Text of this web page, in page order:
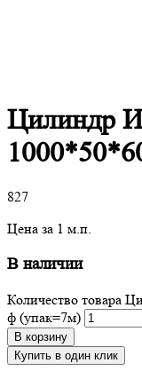
Цилиндр
827
Цена за 1 м.п.
В наличии
Количество товара
ф (упак=7м)
В корзину
Купить в один клик